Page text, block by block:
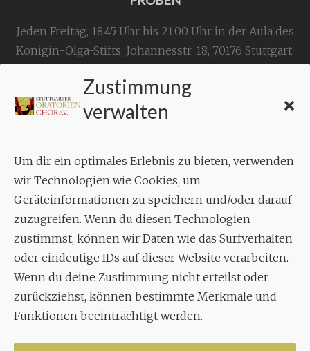
Zustimmung
verwalten
Um dir ein optimales Erlebnis zu bieten, verwenden
wir Technologien wie Cookies, um
Geräteinformationen zu speichern und/oder darauf
zuzugreifen. Wenn du diesen Technologien
zustimmst, können wir Daten wie das Surfverhalten
oder eindeutige IDs auf dieser Website verarbeiten.
Wenn du deine Zustimmung nicht erteilst oder
zurückziehst, können bestimmte Merkmale und
Funktionen beeinträchtigt werden.
Jeden Freitag, 18.45 Uhr bis 21.00 Uhr in der Aula des
Königin-Olga-Stifts, Johannesstr. 18, 70176 Stuttgart.
KONTAKT
Geschäftsstelle:
Aixheimer Str. 18
70619 Stuttgart
MUSIK
Musikalischer Leiter:
Enrico Trummer
Tel.+49 (0)177 / 34 23 57 1
Facebook
TwitterYouTube